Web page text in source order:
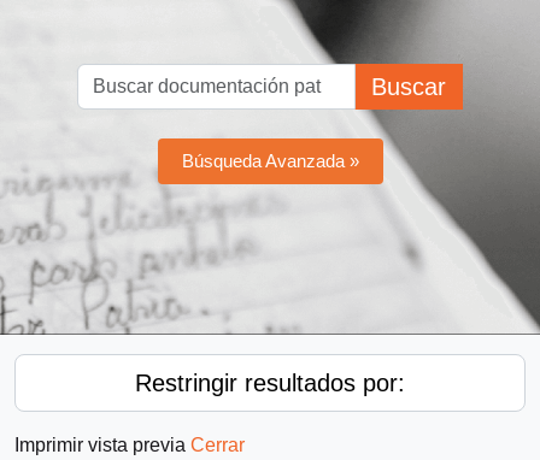
Buscar
Búsqueda Avanzada »
Restringir resultados por:
Imprimir vista previa Cerrar